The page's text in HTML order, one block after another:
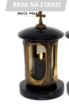
BRAK NA STANIE